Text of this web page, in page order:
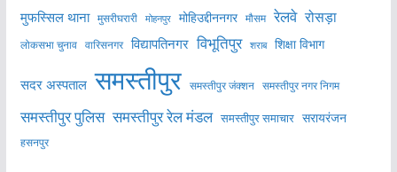
मुफस्सिल थाना मुसरीघरारी मोहनपुर मोहिउद्दीननगर मौसम रेलवे रोसड़ा
लोकसभा चुनाव वारिसनगर विद्यापतिनगर विभूतिपुर शराब शिक्षा विभाग
सदर अस्पताल समस्तीपुर समस्तीपुर जंक्शन समस्तीपुर नगर निगम
समस्तीपुर पुलिस समस्तीपुर रेल मंडल समस्तीपुर समाचार सरायरंजन
हसनपुर